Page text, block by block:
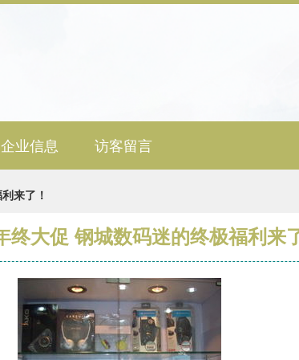
企业信息 访客留言
来了！
终大促 钢城数码迷的终极福利来